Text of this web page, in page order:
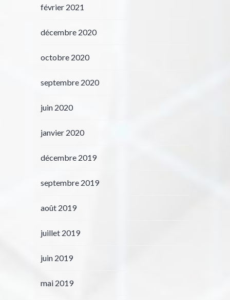
février 2021
décembre 2020
octobre 2020
septembre 2020
juin 2020
janvier 2020
décembre 2019
septembre 2019
août 2019
juillet 2019
juin 2019
mai 2019